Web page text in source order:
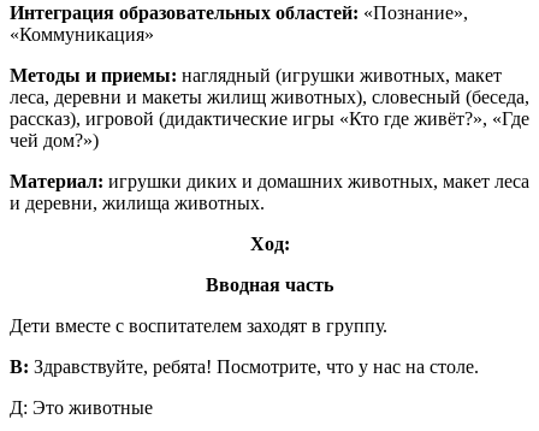
Интеграция образовательных областей: «Познание»,
«Коммуникация»
Методы и приемы: наглядный (игрушки животных, макет
леса, деревни и макеты жилищ животных), словесный (беседа,
рассказ), игровой (дидактические игры «Кто где живёт?», «Где
чей дом?»)
Материал: игрушки диких и домашних животных, макет леса
и деревни, жилища животных.
Ход:
Вводная часть
Дети вместе с воспитателем заходят в группу.
В: Здравствуйте, ребята! Посмотрите, что у нас на столе.
Д: Это животные